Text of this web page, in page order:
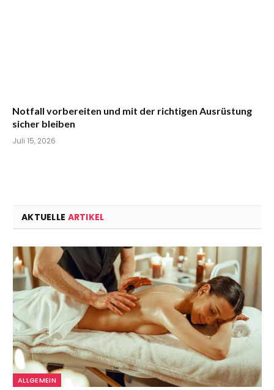
Notfall vorbereiten und mit der richtigen Ausrüstung
sicher bleiben
Juli 15, 2026
AKTUELLE ARTIKEL
ALLGEMEIN